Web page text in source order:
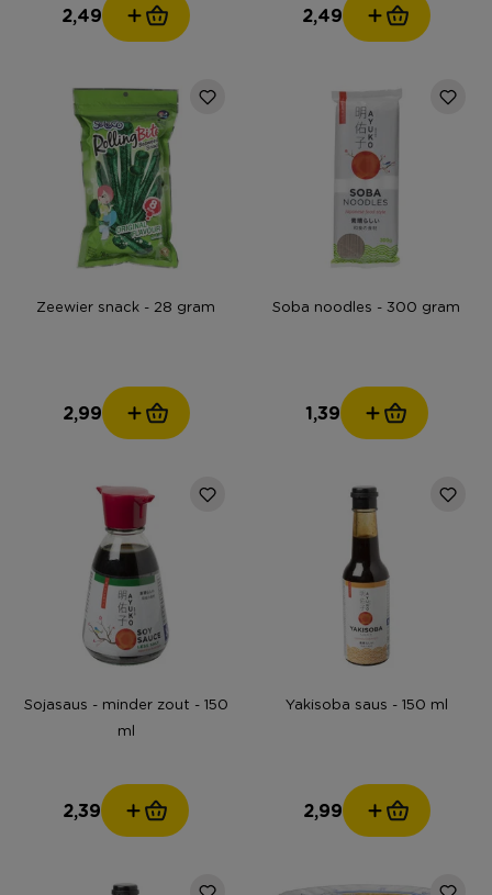
2,49 2,49
Zeewier snack - 28 gram
2,99
Soba noodles - 300 gram
1,39
Sojasaus - minder zout - 150
ml
2,39
Yakisoba saus - 150 ml
2,99